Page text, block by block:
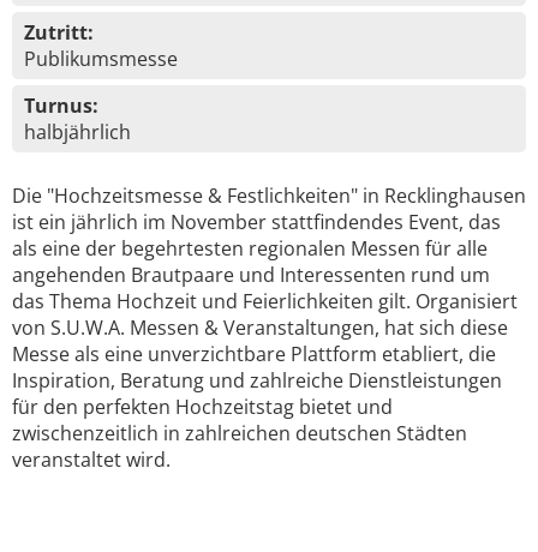
Zutritt:
Publikumsmesse
Turnus:
halbjährlich
Die "Hochzeitsmesse & Festlichkeiten" in Recklinghausen
ist ein jährlich im November stattfindendes Event, das
als eine der begehrtesten regionalen Messen für alle
angehenden Brautpaare und Interessenten rund um
das Thema Hochzeit und Feierlichkeiten gilt. Organisiert
von S.U.W.A. Messen & Veranstaltungen, hat sich diese
Messe als eine unverzichtbare Plattform etabliert, die
Inspiration, Beratung und zahlreiche Dienstleistungen
für den perfekten Hochzeitstag bietet und
zwischenzeitlich in zahlreichen deutschen Städten
veranstaltet wird.